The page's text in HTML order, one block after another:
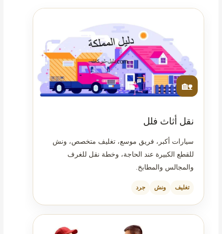
🏡
نقل أثاث فلل
سيارات أكبر، فريق موسع، تغليف متخصص، ونش
للقطع الكبيرة عند الحاجة، وخطة نقل للغرف
والمجالس والمطابخ.
تغليف ونش جرد